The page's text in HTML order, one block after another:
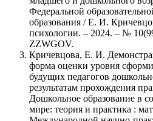
Федеральной
образования / Е. И.
психологии. – 2024. – №
ZZWGOV.
Кричевцова, Е. И.
форма оценки уровня
будущих педагогов
результатам прохождения
Дошкольное образование в
мире: теория и практика :